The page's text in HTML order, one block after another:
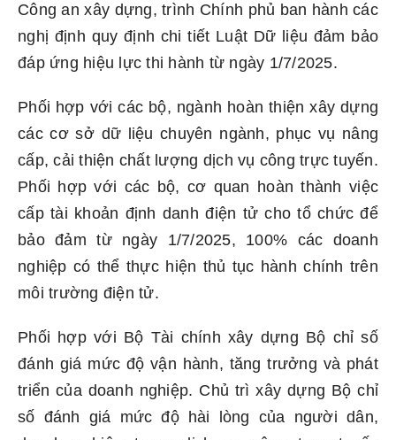
Công an xây dựng, trình Chính phủ ban hành các
nghị định quy định chi tiết Luật Dữ liệu đảm bảo
đáp ứng hiệu lực thi hành từ ngày 1/7/2025.
Phối hợp với các bộ, ngành hoàn thiện xây dựng
các cơ sở dữ liệu chuyên ngành, phục vụ nâng
cấp, cải thiện chất lượng dịch vụ công trực tuyến.
Phối hợp với các bộ, cơ quan hoàn thành việc
cấp tài khoản định danh điện tử cho tổ chức để
bảo đảm từ ngày 1/7/2025, 100% các doanh
nghiệp có thể thực hiện thủ tục hành chính trên
môi trường điện tử.
Phối hợp với Bộ Tài chính xây dựng Bộ chỉ số
đánh giá mức độ vận hành, tăng trưởng và phát
triển của doanh nghiệp. Chủ trì xây dựng Bộ chỉ
số đánh giá mức độ hài lòng của người dân,